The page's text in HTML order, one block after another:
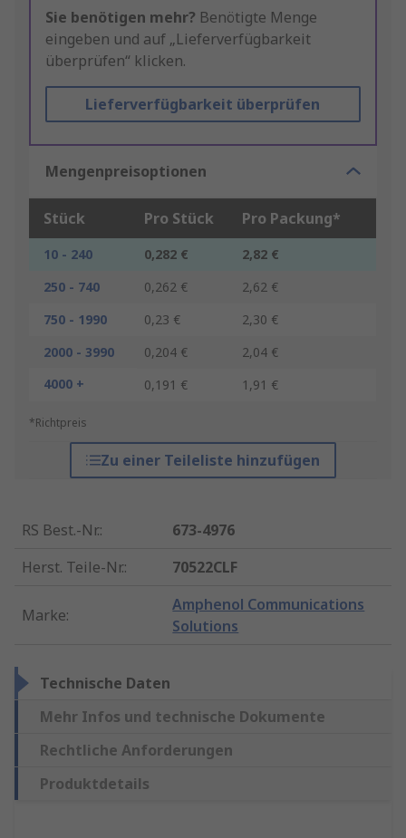
Sie benötigen mehr? Benötigte Menge
eingeben und auf „Lieferverfügbarkeit
überprüfen“ klicken.
Lieferverfügbarkeit überprüfen
Mengenpreisoptionen
Stück Pro Stück Pro Packung*
10 - 240 0,282 €
2,82 €
250 - 740
0,262 €
2,62 €
750 - 1990
0,23 €
2,30 €
2000 - 3990
0,204 €
2,04 €
4000 +
0,191 € 1,91 €
*Richtpreis
Zu einer Teileliste hinzufügen
RS Best.-Nr.:
673-4976
Herst. Teile-Nr.: 70522CLF
Marke:
Amphenol Communications
Solutions
Technische Daten
Mehr Infos und technische Dokumente
Rechtliche Anforderungen
Produktdetails